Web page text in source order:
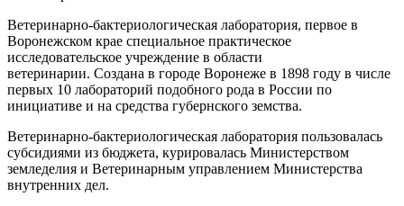
Ветеринарно-бактериологическая лаборатория, первое в
Воронежском крае специальное практическое
исследовательское учреждение в области
ветеринарии. Создана в городе Воронеже в 1898 году в числе
первых 10 лабораторий подобного рода в России по
инициативе и на средства губернского земства.
Ветеринарно-бактериологическая лаборатория пользовалась
субсидиями из бюджета, курировалась Министерством
земледелия и Ветеринарным управлением Министерства
внутренних дел.